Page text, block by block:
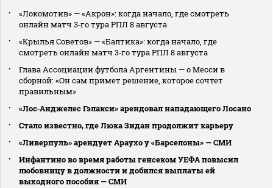
«Локомотив» — «Акрон»: когда начало, где смотреть
онлайн матч 3‑го тура РПЛ 8 августа
«Крылья Советов» — «Балтика»: когда начало, где
смотреть онлайн матч 3‑го тура РПЛ 8 августа
Глава Ассоциации футбола Аргентины — о Месси в
сборной: «Он сам примет решение, которое сочтет
правильным»
«Лос‑Анджелес Гэлакси» арендовал нападающего Лосано
Стало известно, где Люка Зидан продолжит карьеру
«Ливерпуль» арендует Араухо у «Барселоны» — СМИ
Инфантино во время работы генсеком УЕФА повысил
любовницу в должности и добился выплаты ей
выходного пособия — СМИ